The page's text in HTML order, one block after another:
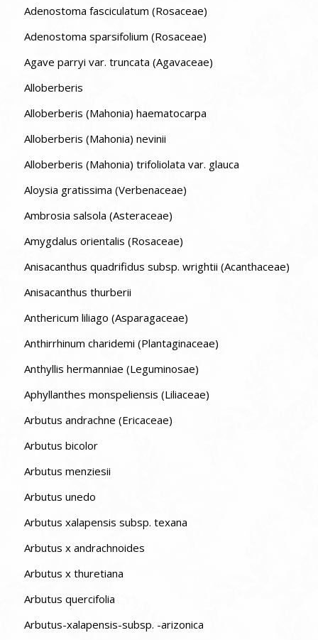
Adenostoma fasciculatum (Rosaceae)
Adenostoma sparsifolium (Rosaceae)
Agave parryi var. truncata (Agavaceae)
Alloberberis
Alloberberis (Mahonia) haematocarpa
Alloberberis (Mahonia) nevinii
Alloberberis (Mahonia) trifoliolata var. glauca
Aloysia gratissima (Verbenaceae)
Ambrosia salsola (Asteraceae)
Amygdalus orientalis (Rosaceae)
Anisacanthus quadrifidus subsp. wrightii (Acanthaceae)
Anisacanthus thurberii
Anthericum liliago (Asparagaceae)
Anthirrhinum charidemi (Plantaginaceae)
Anthyllis hermanniae (Leguminosae)
Aphyllanthes monspeliensis (Liliaceae)
Arbutus andrachne (Ericaceae)
Arbutus bicolor
Arbutus menziesii
Arbutus unedo
Arbutus xalapensis subsp. texana
Arbutus x andrachnoides
Arbutus x thuretiana
Arbutus quercifolia
Arbutus-xalapensis-subsp. -arizonica